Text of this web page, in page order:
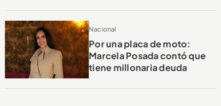
Nacional
Por una placa de moto:
Marcela Posada contó que
tiene millonaria deuda